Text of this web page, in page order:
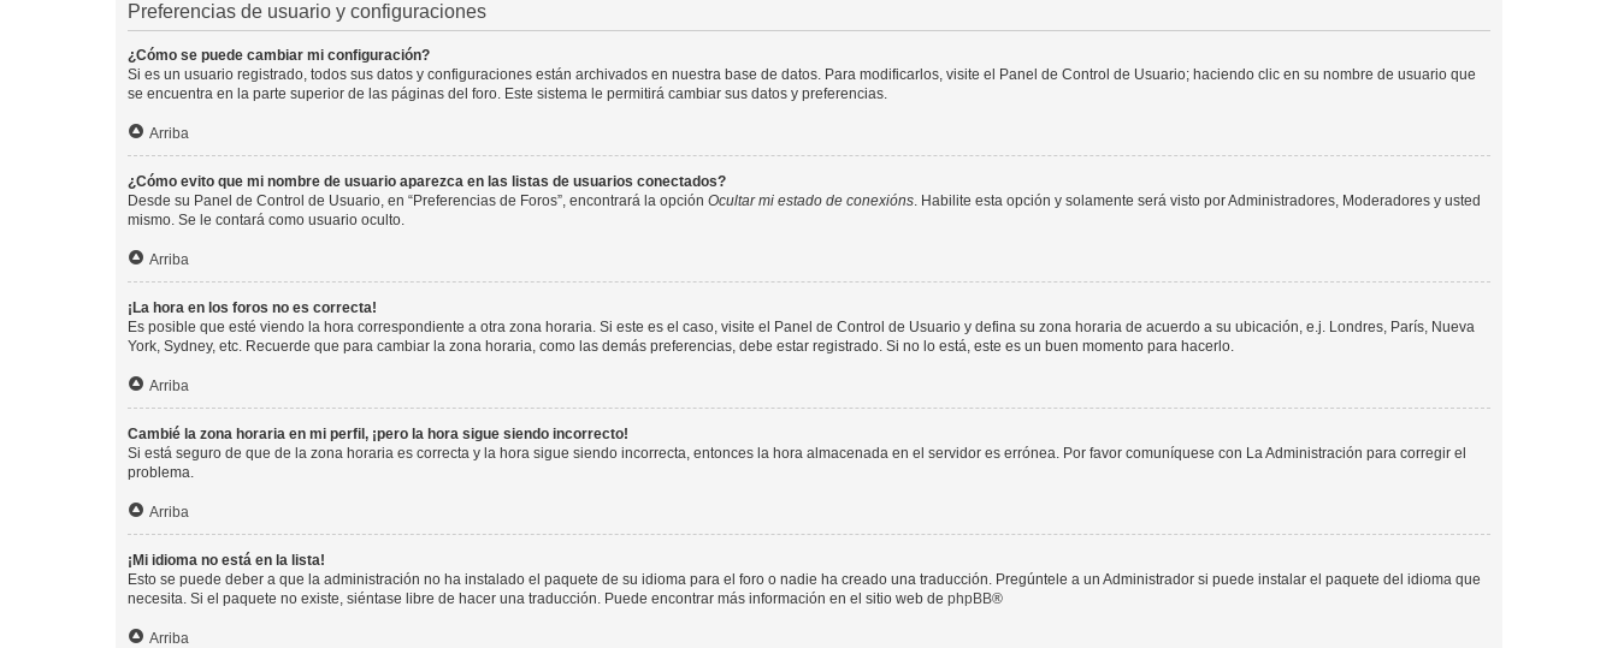
Preferencias de usuario y configuraciones
¿Cómo se puede cambiar mi configuración?
Si es un usuario registrado, todos sus datos y configuraciones están archivados en nuestra base de datos. Para modificarlos, visite el Panel de Control de Usuario; haciendo clic en su nombre de usuario que
se encuentra en la parte superior de las páginas del foro. Este sistema le permitirá cambiar sus datos y preferencias.
Arriba
¿Cómo evito que mi nombre de usuario aparezca en las listas de usuarios conectados?
Desde su Panel de Control de Usuario, en “Preferencias de Foros”, encontrará la opción Ocultar mi estado de conexións. Habilite esta opción y solamente será visto por Administradores, Moderadores y usted
mismo. Se le contará como usuario oculto.
Arriba
¡La hora en los foros no es correcta!
Es posible que esté viendo la hora correspondiente a otra zona horaria. Si este es el caso, visite el Panel de Control de Usuario y defina su zona horaria de acuerdo a su ubicación, e.j. Londres, París, Nueva
York, Sydney, etc. Recuerde que para cambiar la zona horaria, como las demás preferencias, debe estar registrado. Si no lo está, este es un buen momento para hacerlo.
Arriba
Cambié la zona horaria en mi perfil, ¡pero la hora sigue siendo incorrecto!
Si está seguro de que de la zona horaria es correcta y la hora sigue siendo incorrecta, entonces la hora almacenada en el servidor es errónea. Por favor comuníquese con La Administración para corregir el
problema.
Arriba
¡Mi idioma no está en la lista!
Esto se puede deber a que la administración no ha instalado el paquete de su idioma para el foro o nadie ha creado una traducción. Pregúntele a un Administrador si puede instalar el paquete del idioma que
necesita. Si el paquete no existe, siéntase libre de hacer una traducción. Puede encontrar más información en el sitio web de phpBB®
Arriba